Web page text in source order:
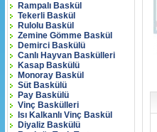
Rampalı Baskül
Tekerli Baskül
Rulolu Baskül
Zemine Gömme Baskül
Demirci Baskülü
Canlı Hayvan Baskülleri
Kasap Baskülü
Monoray Baskül
Süt Baskülü
Pay Baskülü
Vinç Baskülleri
Isı Kalkanlı Vinç Baskül
Diyaliz Baskülü